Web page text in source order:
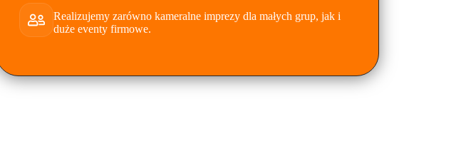
Realizujemy zarówno kameralne imprezy dla małych grup, jak i
duże eventy firmowe.